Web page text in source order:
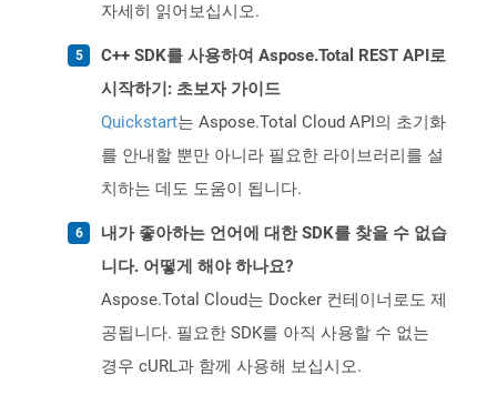
자세히 읽어보십시오.
C++ SDK를 사용하여 Aspose.Total REST API로
시작하기: 초보자 가이드
Quickstart는 Aspose.Total Cloud API의 초기화
를 안내할 뿐만 아니라 필요한 라이브러리를 설
치하는 데도 도움이 됩니다.
내가 좋아하는 언어에 대한 SDK를 찾을 수 없습
니다. 어떻게 해야 하나요?
Aspose.Total Cloud는 Docker 컨테이너로도 제
공됩니다. 필요한 SDK를 아직 사용할 수 없는
경우 cURL과 함께 사용해 보십시오.